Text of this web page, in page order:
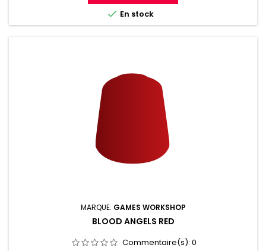
 En stock
MARQUE: GAMES WORKSHOP
BLOOD ANGELS RED
Commentaire(s): 0